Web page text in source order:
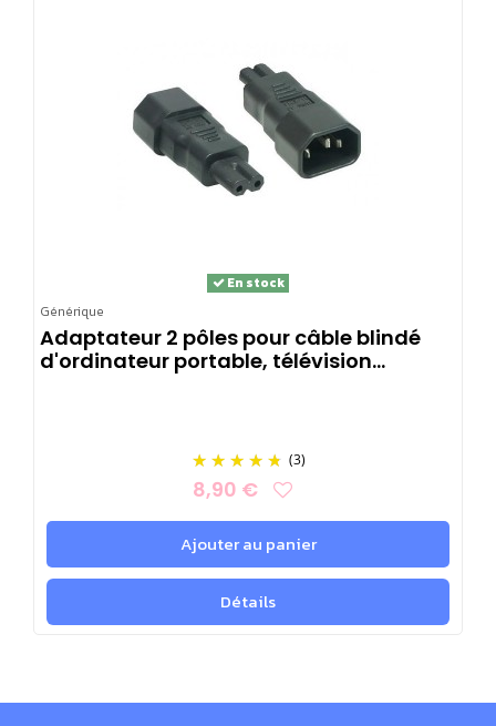
Générique
En stock
Adaptateur 2 pôles pour câble blindé
d'ordinateur portable, télévision…
(3)
8,90 €
Ajouter au panier
Détails